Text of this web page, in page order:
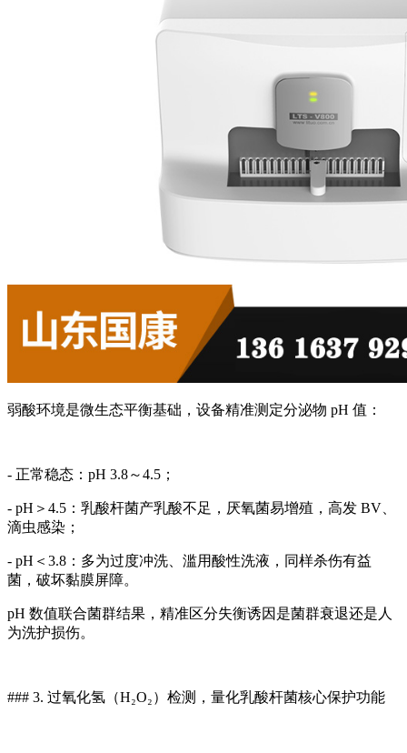
弱酸环境是微生态平衡基础，设备精准测定分泌物 pH 值：
- 正常稳态：pH 3.8～4.5；
- pH＞4.5：乳酸杆菌产乳酸不足，厌氧菌易增殖，高发 BV、
滴虫感染；
- pH＜3.8：多为过度冲洗、滥用酸性洗液，同样杀伤有益
菌，破坏黏膜屏障。
pH 数值联合菌群结果，精准区分失衡诱因是菌群衰退还是人
为洗护损伤。
### 3. 过氧化氢（H₂O₂）检测，量化乳酸杆菌核心保护功能